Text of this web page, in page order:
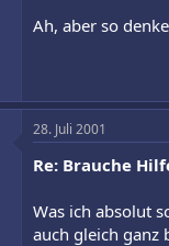
Ah, aber so
28. Juli 2001
Re: Brauche
Was ich absolut
auch gleich ganz